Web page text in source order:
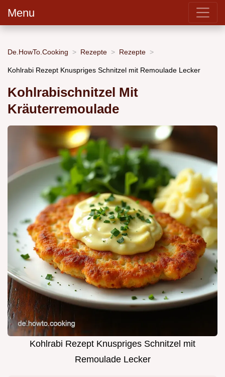
Menu
De.HowTo.Cooking Rezepte Rezepte
Kohlrabi Rezept Knuspriges Schnitzel mit Remoulade Lecker
Kohlrabischnitzel Mit
Kräuterremoulade
Kohlrabi Rezept Knuspriges Schnitzel mit
Remoulade Lecker